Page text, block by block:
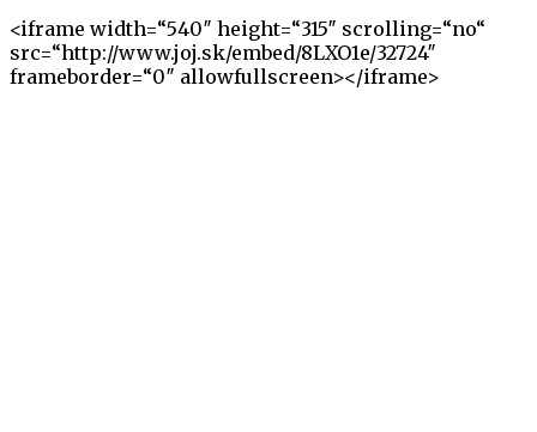
<iframe width=“540″ height=“315″ scrolling=“no“
src=“http://www.joj.sk/embed/8LXO1e/32724″
frameborder=“0″ allowfullscreen></iframe>